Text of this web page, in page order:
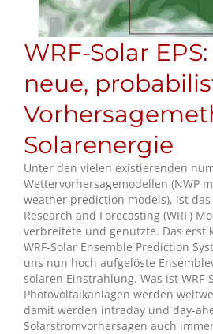
WRF-Solar
neue,
Solarenergie
Unter den vielen existierenden
Wettervorhersagemodellen (NWP
weather prediction models), ist
Research and Forecasting (WRF)
verbreitete und genutzte. Das erst
WRF-Solar Ensemble Prediction
uns nun hoch aufgelöste
solaren Einstrahlung. Was ist
Photovoltaikanlagen werden
damit werden intraday und day-
Solarstromvorhersagen auch